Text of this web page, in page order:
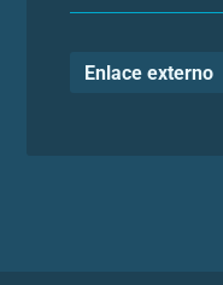
Enlace externo